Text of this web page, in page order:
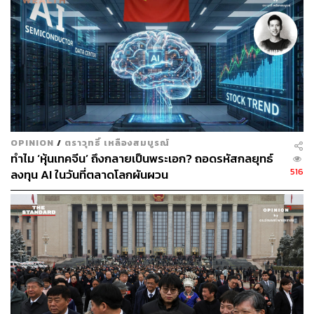
68
ABOUT THE AUTHOR
วาราดา ทองจำนงค์
Content Creator สำนักข่าว THE
STANDARD WEALTH
OPINION / ตราวุทธิ์ เหลืองสมบูรณ์
ทำไม ‘หุ้นเทคจีน’ ถึงกลายเป็นพระเอก? ถอดรหัสกลยุทธ์
ลงทุน AI ในวันที่ตลาดโลกผันผวน
516